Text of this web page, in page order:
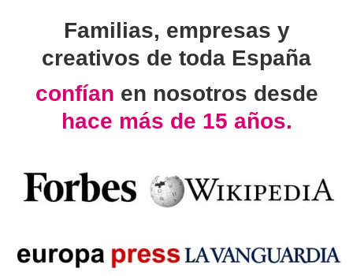
Familias, empresas y
creativos de toda España
confían en nosotros desde
hace más de 15 años.